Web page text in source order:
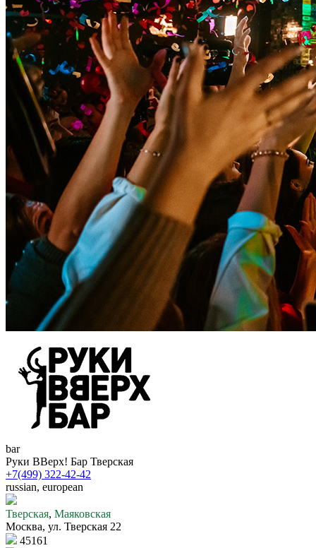
bar
Руки ВВерх! Бар Тверская
+7(499) 322-42-42
russian, european
Тверская, Маяковская
Москва, ул. Тверская 22
45161